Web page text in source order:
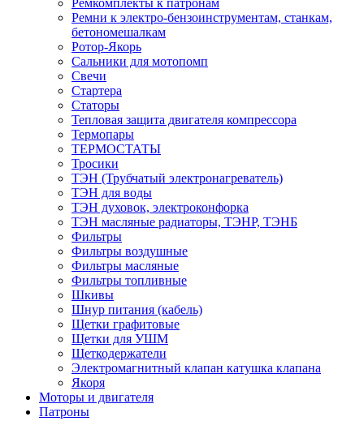
Ремни к электро-бензоинструментам, станкам,
бетономешалкам
Ротор-Якорь
Сальники для мотопомп
Свечи
Стартера
Статоры
Тепловая защита двигателя компрессора
Термопары
ТЕРМОСТАТЫ
Тросики
ТЭН (Трубчатый электронагреватель)
ТЭН для воды
ТЭН духовок, электроконфорка
ТЭН масляные радиаторы, ТЭНР, ТЭНБ
Фильтры
Фильтры воздушные
Фильтры масляные
Фильтры топливные
Шкивы
Шнур питания (кабель)
Щетки графитовые
Щетки для УШМ
Щеткодержатели
Электромагнитный клапан катушка клапана
Якоря
Моторы и двигателя
Патроны